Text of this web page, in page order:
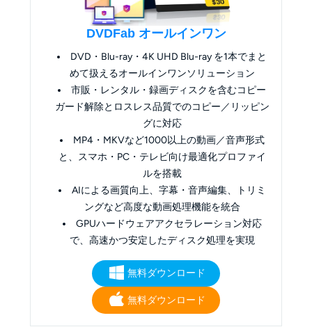
DVDFab オールインワン
DVD・Blu-ray・4K UHD Blu-ray を1本でまと
めて扱えるオールインワンソリューション
市販・レンタル・録画ディスクを含むコピー
ガード解除とロスレス品質でのコピー／リッピン
グに対応
MP4・MKVなど1000以上の動画／音声形式
と、スマホ・PC・テレビ向け最適化プロファイ
ルを搭載
AIによる画質向上、字幕・音声編集、トリミ
ングなど高度な動画処理機能を統合
GPUハードウェアアクセラレーション対応
で、高速かつ安定したディスク処理を実現
無料ダウンロード
無料ダウンロード